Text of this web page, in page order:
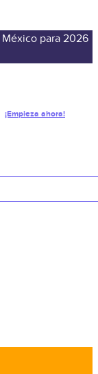
México para 2026
¡Empieza ahora!